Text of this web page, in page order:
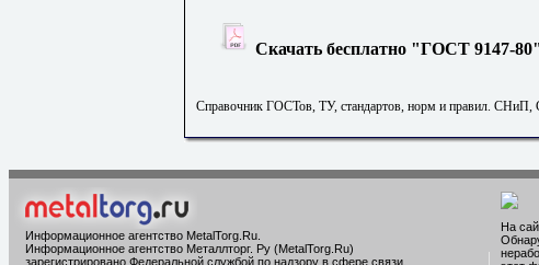
Скачать бесплатно "ГОСТ 9147-
Справочник ГОСТов, ТУ, стандартов, норм и правил. СНиП,
Информационное агентство MetalTorg.Ru
Информационное агентство Металлторг. Ру (MetalTorg.Ru)
зарегистрировано Федеральной службой по надзору в сфере связи,
На